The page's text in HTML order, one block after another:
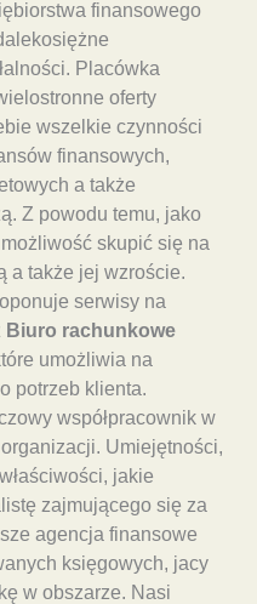
finansowego
Placówka
oferty
wszelkie czynności
finansowych,
a także
Z powodu temu, jako
skupić się na
a także jej wzroście.
serwisy na
Biuro rachunkowe
umożliwia na
potrzeb klienta.
współpracownik w
Umiejętności,
jakie
zajmującego się za
agencja finansowe
księgowych, jacy
w obszarze. Nasi